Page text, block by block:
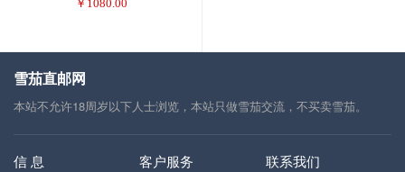
￥ 1080.00
雪茄直邮网
本站不允许18周岁以下人士浏览，本站只做雪茄交流，不买卖雪茄。
信 息 客户服务 联系我们